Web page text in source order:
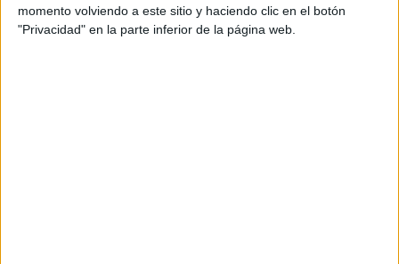
momento volviendo a este sitio y haciendo clic en el botón
"Privacidad" en la parte inferior de la página web.